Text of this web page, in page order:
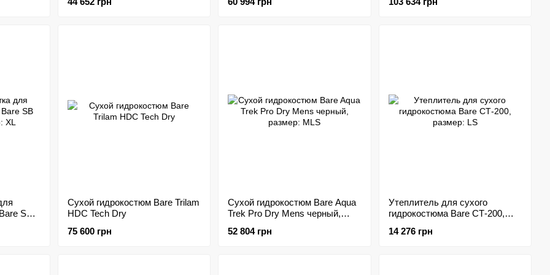
SB
Сухой гидрокостюм Bare Trilam
HDC Tech Dry
75 600 грн
Сухой гидрокостюм Bare Aqua
Trek Pro Dry Mens черный,
52 804 грн
Утеплитель для сухого
гидрокостюма Bare CТ-200,
14 276 грн